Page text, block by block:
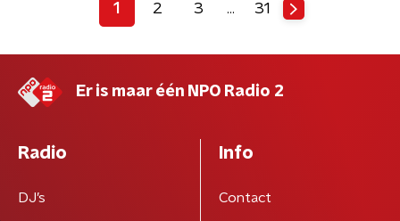
1 2 3 … 31
Er is maar één NPO Radio 2
Radio
DJ’s
Info
Contact